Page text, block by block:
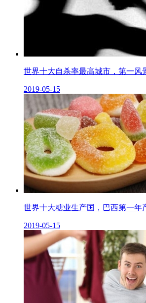
世界十大自杀率最高城市，第一风
2019-05-15
世界十大糖业生产国，巴西第一年
2019-05-15